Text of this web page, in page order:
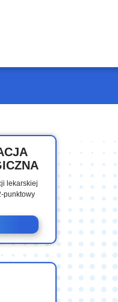
lekarskiej
punktowy